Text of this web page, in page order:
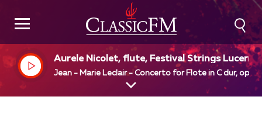
Aurele Nicolet, flute, Festival Strings Lucerne,
Rudolf Baumgartner, dir
Jean - Marie Leclair - Concerto for Flote in C dur, op 7